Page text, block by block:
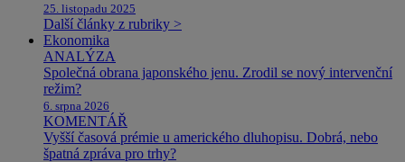
25. listopadu 2025
Další články z rubriky >
Ekonomika
ANALÝZA
Společná obrana japonského jenu. Zrodil se nový intervenční
režim?
6. srpna 2026
KOMENTÁŘ
Vyšší časová prémie u amerického dluhopisu. Dobrá, nebo
špatná zpráva pro trhy?